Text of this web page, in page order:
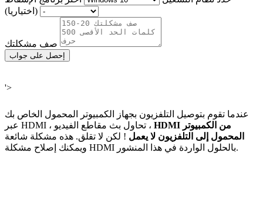
(اختياريا)
صف مشكلتك
إحصل على جواب
'>
عندما تقوم بتوصيل التلفزيون بجهاز الكمبيوتر المحمول الخاص بك
عبر HDMI ، تحاول بث مقاطع الفيديو ، HDMI من الكمبيوتر
المحمول إلى التلفزيون لا يعمل ! لكن لا تقلق. هذه مشكلة شائعة
ويمكنك إصلاح مشكلة HDMI بالحلول الواردة في هذا المنشور.